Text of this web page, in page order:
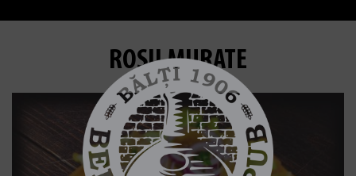
ROȘII MURATE